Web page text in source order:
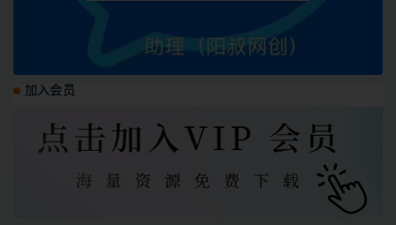
加入会员